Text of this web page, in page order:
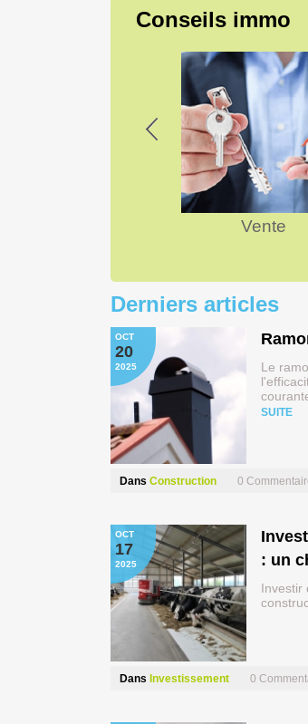
Conseils immo
Vente
Previous
Derniers articles
OCT
20
2025
Le
SUITE
Dans Construction 0
OCT
17
2025
Investir dans la construction d’un bâtiment d’élevage moderne
: un
Investir
Dans Investissement 0